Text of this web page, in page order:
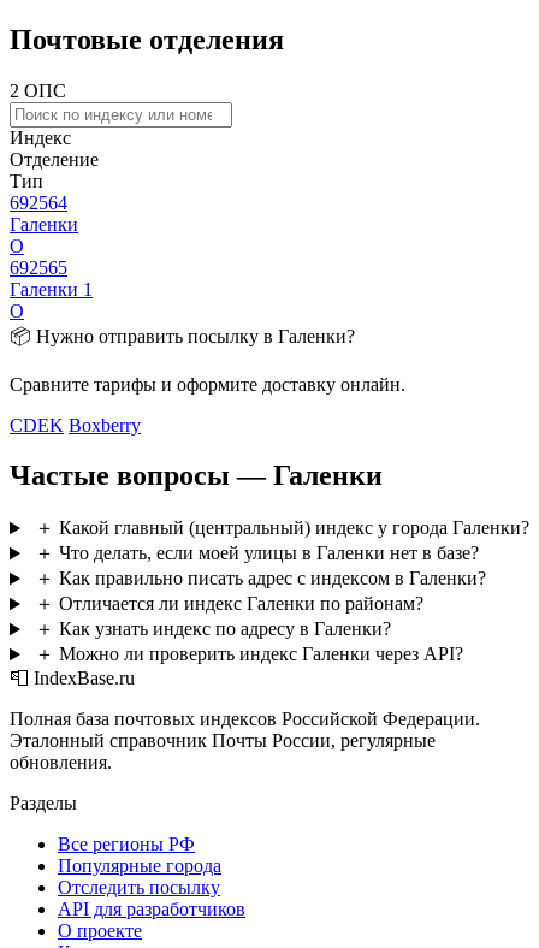
Почтовые отделения
2 ОПС
Индекс
Отделение
Тип
692564
Галенки
О
692565
Галенки 1
О
📦 Нужно отправить посылку в Галенки?
Сравните тарифы и оформите доставку онлайн.
CDEK Boxberry
Частые вопросы — Галенки
＋ Какой главный (центральный) индекс у города Галенки?
＋ Что делать, если моей улицы в Галенки нет в базе?
＋ Как правильно писать адрес с индексом в Галенки?
＋ Отличается ли индекс Галенки по районам?
＋ Как узнать индекс по адресу в Галенки?
＋ Можно ли проверить индекс Галенки через API?
📮 IndexBase.ru
Полная база почтовых индексов Российской Федерации.
Эталонный справочник Почты России, регулярные
обновления.
Разделы
Все регионы РФ
Популярные города
Отследить посылку
API для разработчиков
О проекте